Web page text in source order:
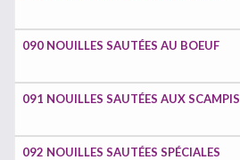
090 NOUILLES SAUTÉES AU BOEUF
091 NOUILLES SAUTÉES AUX SCAMPIS
092 NOUILLES SAUTÉES SPÉCIALES